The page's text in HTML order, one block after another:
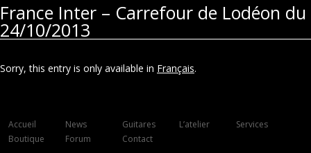
France Inter – Carrefour de Lodéon du
24/10/2013
Sorry, this entry is only available in Français.
Accueil News Guitares L’atelier
Services
Boutique
Forum
Contact